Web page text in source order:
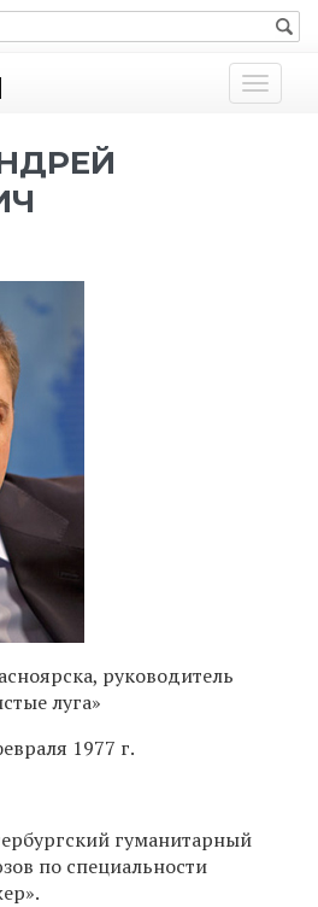
Показать
меню
руководитель
луга»
1977 г.
гуманитарный
по специальности